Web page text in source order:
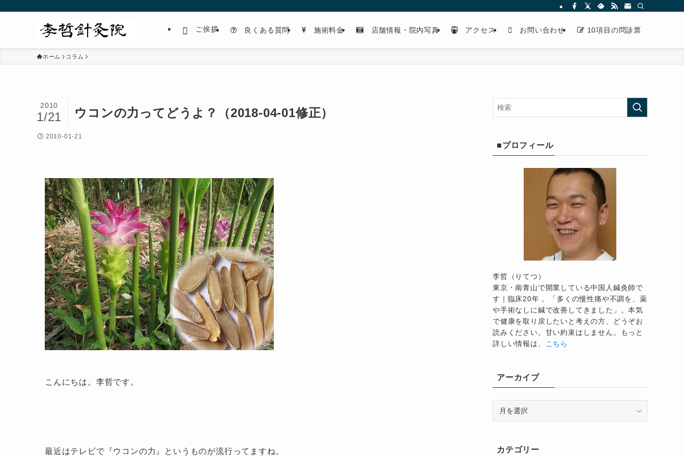
ご挨拶 良くある質問 施術料金 店舗情報・院内写真 アクセス お問い合わせ 10項目の問診票
ホーム コラム
ウコンの力ってどうよ？（2018-04-01修正）
2010
1/21
2010-01-21
こんにちは。 李哲です。
最近はテレビで『ウコンの力』というものが流行ってますね。
■プロフィール
李哲（りてつ）
東京・南青山で開業している中国人鍼灸師で
す｜臨床20年 。「多くの慢性痛や不調を、薬
や手術なしに鍼で改善してきました」。本気
で健康を取り戻したいと考えの方、どうぞお
読みください。甘い約束はしません。もっと
詳しい情報は、 こちら
アーカイブ
ブカテゴリー